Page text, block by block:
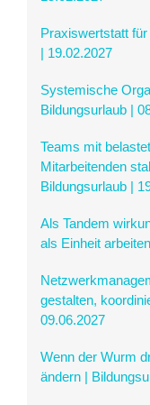
Praxiswertstatt
| 19.02.2027
Systemische
Bildungsurlaub |
Teams mit
Mitarbeitenden
Bildungsurlaub |
Als Tandem
als Einheit
gestalten,
09.06.2027
Wenn der Wurm
ändern |